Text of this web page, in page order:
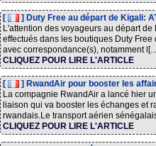
[ ] Duty Free au départ de Kigali:
L'attention des voyageurs au départ
effectués dans les boutiques Duty
avec correspondance(s), notamment
CLIQUEZ POUR LIRE L'ARTICLE
[ ] RwandAir pour booster les
La compagnie RwandAir a lancé hier
liaison qui va booster les échanges et
rwandais.Le transport aérien
CLIQUEZ POUR LIRE L'ARTICLE